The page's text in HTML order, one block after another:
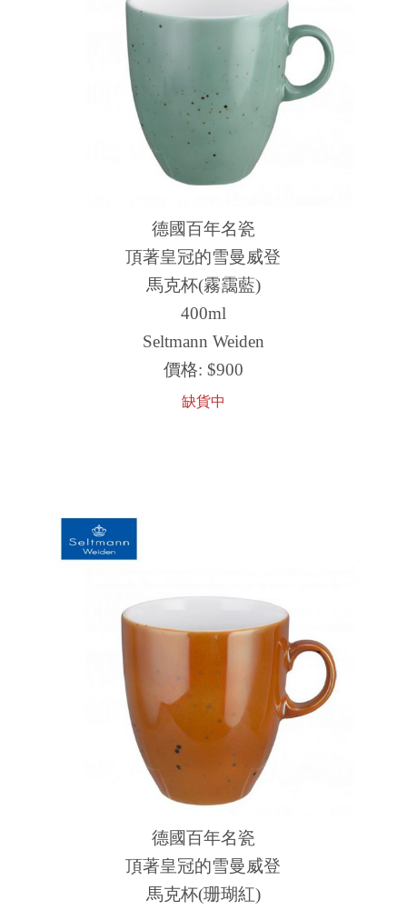
德國百年名瓷
頂著皇冠的雪曼威登
馬克杯(霧靄藍)
400ml
Seltmann Weiden
價格: $900
缺貨中
德國百年名瓷
頂著皇冠的雪曼威登
馬克杯(珊瑚紅)